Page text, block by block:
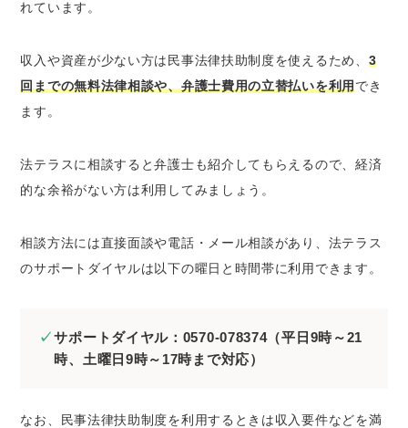
れています。
収入や資産が少ない方は民事法律扶助制度を使えるため、 3
回までの無料法律相談や、弁護士費用の立替払いを利用でき
ます。
法テラスに相談すると弁護士も紹介してもらえるので、経済
的な余裕がない方は利用してみましょう。
相談方法には直接面談や電話・メール相談があり、法テラス
のサポートダイヤルは以下の曜日と時間帯に利用できます。
サポートダイヤル：0570-078374（平日9時～21
時、土曜日9時～17時まで対応）
なお、民事法律扶助制度を利用するときは収入要件などを満